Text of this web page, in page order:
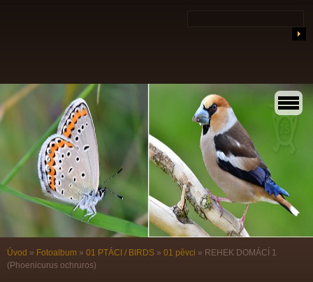
Úvod » Fotoalbum » 01 PTÁCI / BIRDS » 01 pěvci » REHEK DOMÁCÍ 1
(Phoenicurus ochruros)